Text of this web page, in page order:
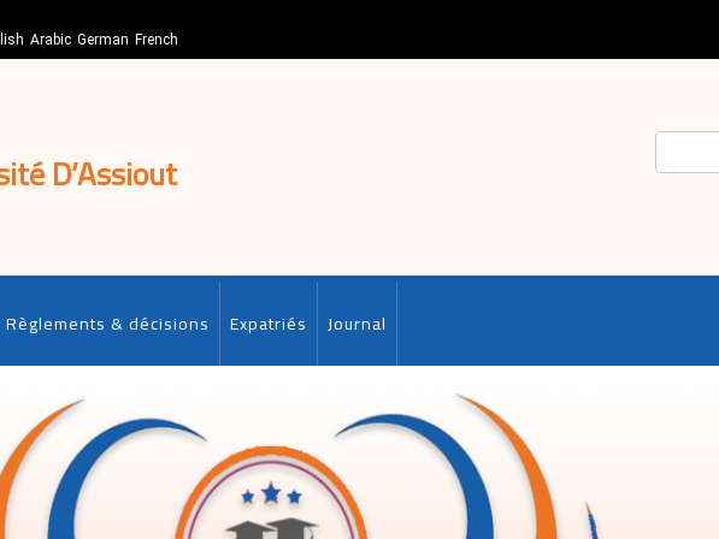
Arabic German French
D’Assiout
Règlements & décisions Expatriés Journal